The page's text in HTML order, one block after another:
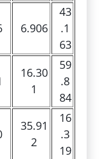
6.906
43
.1
63
16.30
1
59
.8
84
35.91
2
16
.3
19